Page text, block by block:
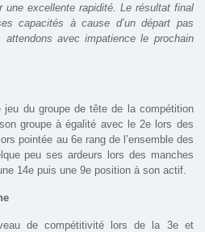
une excellente rapidité. Le résultat final
capacités à cause d’un départ pas
avec impatience le prochain
jeu du groupe de tête de la compétition
groupe à égalité avec le 2e lors des
pointée au 6e rang de l’ensemble des
peu ses ardeurs lors des manches
14e puis une 9e position à son actif.
de compétitivité lors de la 3e et